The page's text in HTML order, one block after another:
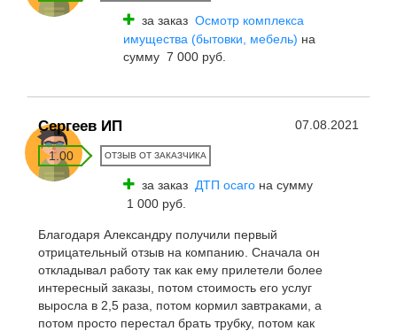
за заказ Осмотр комплекса
имущества (бытовки, мебель) на
сумму 7 000 руб.
Сергеев ИП 07.08.2021
1.00 ОТЗЫВ ОТ ЗАКАЗЧИКА
за заказ ДТП осаго на сумму
1 000 руб.
Благодаря Александру получили первый
отрицательный отзыв на компанию. Сначала он
откладывал работу так как ему прилетели более
интересный заказы, потом стоимость его услуг
выросла в 2,5 раза, потом кормил завтраками, а
потом просто перестал брать трубку, потом как